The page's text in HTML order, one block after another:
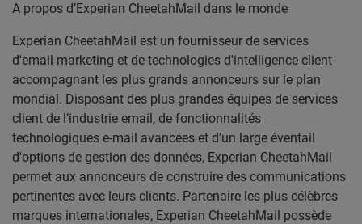
A propos d’Experian CheetahMail dans le monde
Experian CheetahMail est un fournisseur de services
d'email marketing et de technologies d'intelligence client
accompagnant les plus grands annonceurs sur le plan
mondial. Disposant des plus grandes équipes de services
client de l’industrie email, de fonctionnalités
technologiques e-mail avancées et d’un large éventail
d'options de gestion des données, Experian CheetahMail
permet aux annonceurs de construire des communications
pertinentes avec leurs clients. Partenaire les plus célèbres
marques internationales, Experian CheetahMail possède